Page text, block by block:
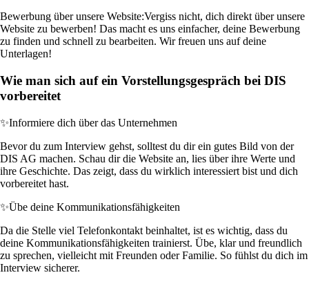
Bewerbung über unsere Website:Vergiss nicht, dich direkt über unsere
Website zu bewerben! Das macht es uns einfacher, deine Bewerbung
zu finden und schnell zu bearbeiten. Wir freuen uns auf deine
Unterlagen!
Wie man sich auf ein Vorstellungsgespräch bei DIS
vorbereitet
✨Informiere dich über das Unternehmen
Bevor du zum Interview gehst, solltest du dir ein gutes Bild von der
DIS AG machen. Schau dir die Website an, lies über ihre Werte und
ihre Geschichte. Das zeigt, dass du wirklich interessiert bist und dich
vorbereitet hast.
✨Übe deine Kommunikationsfähigkeiten
Da die Stelle viel Telefonkontakt beinhaltet, ist es wichtig, dass du
deine Kommunikationsfähigkeiten trainierst. Übe, klar und freundlich
zu sprechen, vielleicht mit Freunden oder Familie. So fühlst du dich im
Interview sicherer.